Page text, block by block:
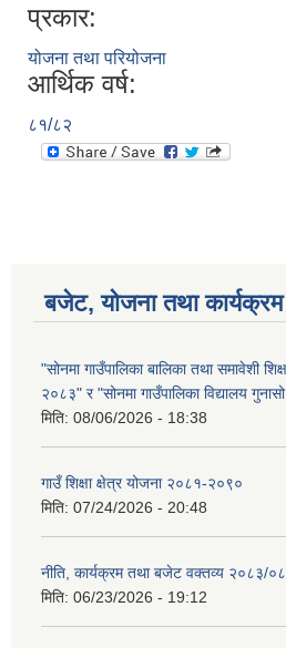
प्रकार:
योजना तथा परियोजना
आर्थिक वर्ष:
८१/८२
बजेट, योजना तथा कार्यक्रम
"सोनमा गाउँपालिका बालिका तथा समावेशी
२०८३" र "सोनमा गाउँपालिका विद्यालय
मिति: 08/06/2026 - 18:38
गाउँ शिक्षा क्षेत्र योजना २०८१-२०९०
मिति: 07/24/2026 - 20:48
नीति, कार्यक्रम तथा बजेट वक्तव्य २०८३/
मिति: 06/23/2026 - 19:12